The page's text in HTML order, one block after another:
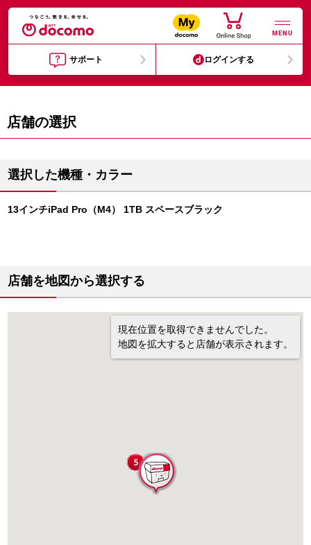
MENU
サポート ログインする
店舗の選択
選択した機種・カラー
13インチiPad Pro（M4） 1TB スペースブラック
店舗を地図から選択する
現在位置を取得できませんでした。
地図を拡大すると店舗が表示されます。